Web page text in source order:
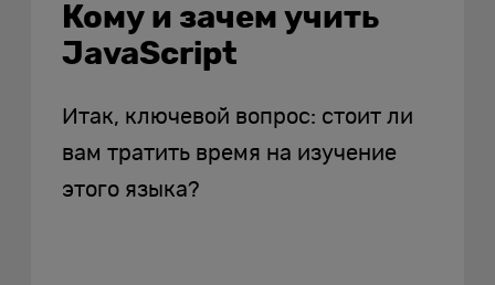
Кому и зачем учить
JavaScript
Итак, ключевой вопрос: стоит ли
вам тратить время на изучение
этого языка?